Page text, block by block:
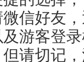
信好友
游客登
请切记